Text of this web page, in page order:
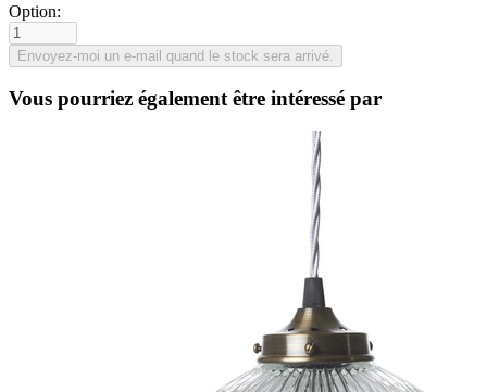
Option:
Vous pourriez également être intéressé par